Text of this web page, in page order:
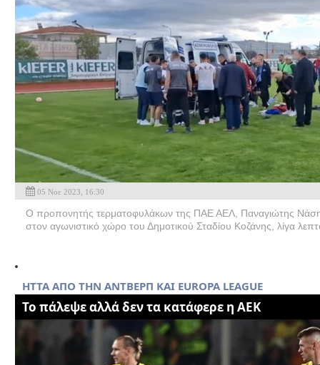
05 Νοε 2023, 16:30
Ο προπονητής τερματοφυλάκων της ΠΑΕ ΑΕΛ, Παναγιώτης
στον αγωνιστικό χώρο του Δημοτικού Σταδίου Κοζάνης, λίγα
HTTA ΑΠΟ ΤΗΝ ΑΝΤΒΕΡΠ ΚΑΙ EUROPA LEAGUE
Το πάλεψε αλλά δεν τα κατάφερε η ΑΕΚ